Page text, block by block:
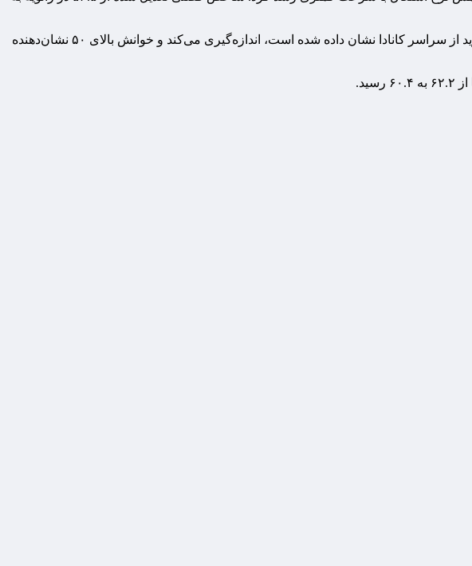
داده‌های شاخص مدیران خرید آیوی تغییرات ماهانه در فعالیت‌های اقتصادی را همانطور که توسط هیأتی از مدیران خرید از سراسر کانادا نشان داده شده است، اندازه‌گیری می‌کند و خوانش بالای ۵۰ نشان‌دهنده